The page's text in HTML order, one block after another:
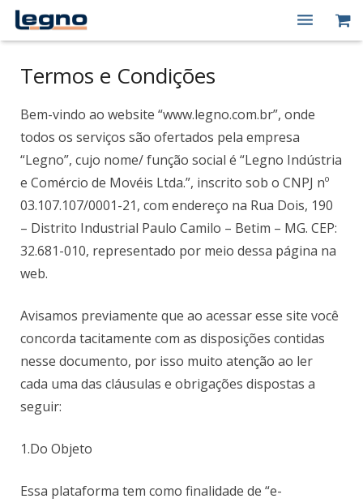
Macas Elétricas
Peças de Reposição
Contato
Minha conta
Termos e Condições
Bem-vindo ao website “www.legno.com.br”, onde
todos os serviços são ofertados pela empresa
“Legno”, cujo nome/ função social é “Legno Indústria
e Comércio de Movéis Ltda.”, inscrito sob o CNPJ nº
03.107.107/0001-21, com endereço na Rua Dois, 190
– Distrito Industrial Paulo Camilo – Betim – MG. CEP:
32.681-010, representado por meio dessa página na
web.
Avisamos previamente que ao acessar esse site você
concorda tacitamente com as disposições contidas
nesse documento, por isso muito atenção ao ler
cada uma das cláusulas e obrigações dispostas a
seguir:
1.Do Objeto
Essa plataforma tem como finalidade de “e-